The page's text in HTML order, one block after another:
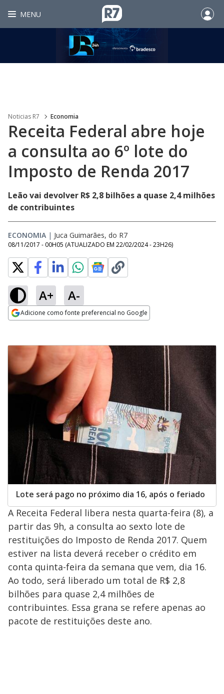
MENU
Noticias R7 Economia
Receita Federal abre hoje
a consulta ao 6º lote do
Imposto de Renda 2017
Leão vai devolver R$ 2,8 bilhões a quase 2,4 milhões
de contribuintes
ECONOMIA | Juca Guimarães, do R7
08/11/2017 - 00H05 (ATUALIZADO EM 22/02/2024 - 23H26)
A+ A-
Adicione como fonte preferencial no Google
Lote será pago no próximo dia 16, após o feriado
A Receita Federal libera nesta quarta-feira (8), a
partir das 9h, a consulta ao sexto lote de
restituições do Imposto de Renda 2017. Quem
estiver na lista deverá receber o crédito em
conta quinta-feira da semana que vem, dia 16.
Ao todo, será liberado um total de R$ 2,8
bilhões para quase 2,4 milhões de
contribuintes. Essa grana se refere apenas ao
pacote de restituições deste ano.